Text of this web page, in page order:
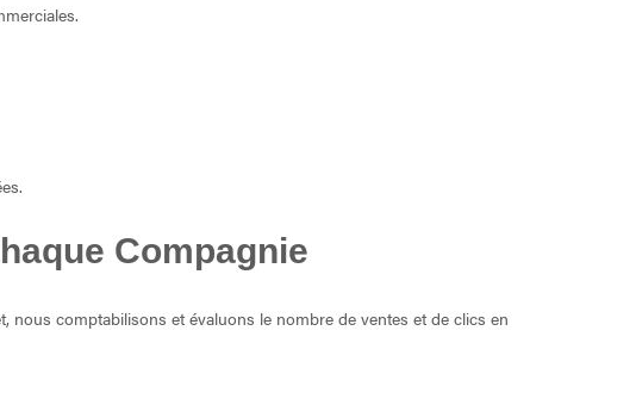
Compagnie
nous comptabilisons et évaluons le nombre de ventes et de clics en